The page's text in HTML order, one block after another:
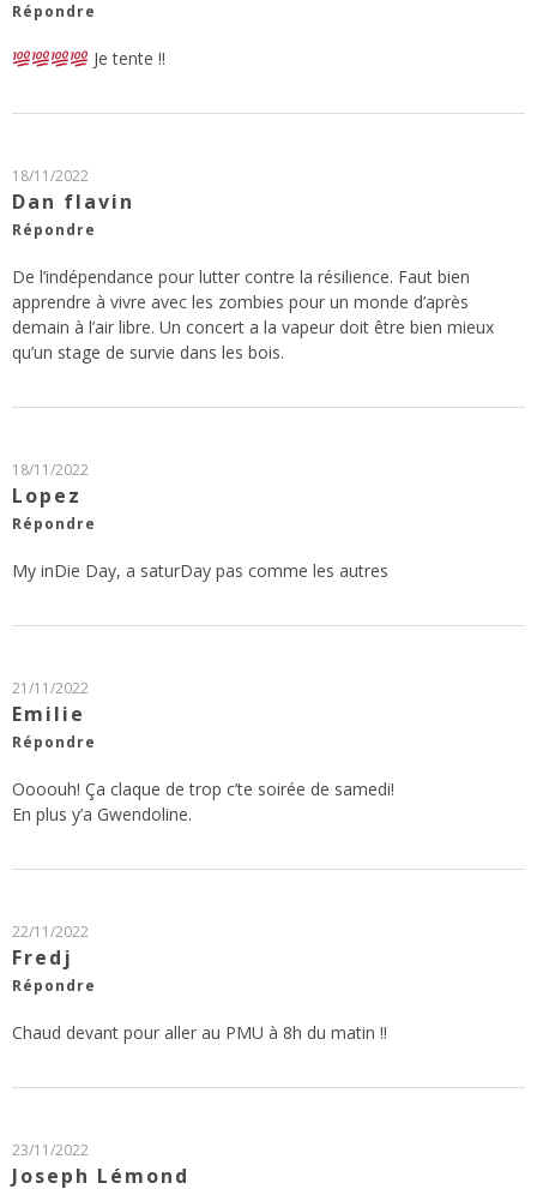
Répondre
Je tente !!
18/11/2022
Dan flavin
Répondre
De l’indépendance pour lutter contre la résilience. Faut bien
apprendre à vivre avec les zombies pour un monde d’après
demain à l’air libre. Un concert a la vapeur doit être bien mieux
qu’un stage de survie dans les bois.
18/11/2022
Lopez
Répondre
My inDie Day, a saturDay pas comme les autres
21/11/2022
Emilie
Répondre
Oooouh! Ça claque de trop c’te soirée de samedi!
En plus y’a Gwendoline.
22/11/2022
Fredj
Répondre
Chaud devant pour aller au PMU à 8h du matin !!
23/11/2022
Joseph Lémond